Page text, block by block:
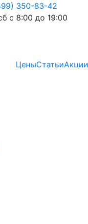
350-83-42
с 8:00 до 19:00
ЦеныСтатьиАкции